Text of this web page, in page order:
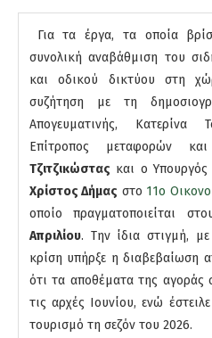
Για τα έργα, τα οποία
συνολική αναβάθμιση του
και οδικού δικτύου στη
συζήτηση με τη
Απογευματινής,
Επίτροπος μεταφορών
Τζιτζικώστας και ο
Χρίστος Δήμας στο 11ο
οποίο πραγματοποιείται
Απριλίου. Την ίδια στιγμή,
κρίση υπήρξε η διαβεβαίωση
ότι τα αποθέματα της αγοράς
τις αρχές Ιουνίου, ενώ
τουρισμό τη σεζόν του 2026.